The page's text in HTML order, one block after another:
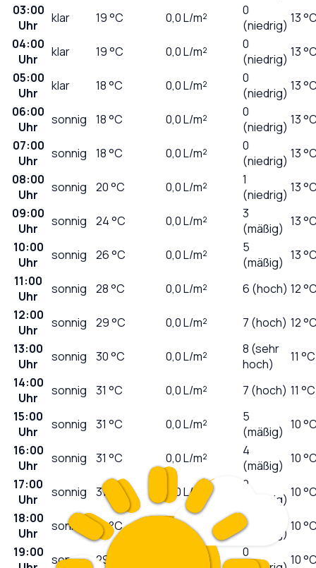
03:00
Uhr
klar 19°C 0,0L/m²
0
(niedrig) 13
04:00
Uhr
klar 19°C 0,0L/m²
0
(niedrig) 13
05:00
Uhr
klar 18°C 0,0L/m²
0
(niedrig) 13
06:00
Uhr
sonnig 18°C 0,0L/m²
0
(niedrig) 13
07:00
Uhr
sonnig 18°C 0,0L/m²
0
(niedrig) 13
08:00
Uhr
sonnig 20°C 0,0L/m²
1
(niedrig) 13
09:00
Uhr
sonnig 24°C 0,0L/m²
3
(mäßig) 13
10:00
Uhr
sonnig 26°C 0,0L/m²
5
(mäßig) 13
11:00
Uhr
sonnig 28°C 0,0L/m² 6 (hoch) 12
12:00
Uhr
sonnig 29°C 0,0L/m² 7 (hoch) 12
13:00
Uhr
sonnig 30°C 0,0L/m²
8 (sehr
hoch)
11 °C
14:00
Uhr
sonnig 31 °C 0,0L/m² 7 (hoch) 11 °C
15:00
Uhr
sonnig 31 °C 0,0L/m²
5
(mäßig) 10
16:00
Uhr
sonnig 31 °C 0,0L/m²
4
(mäßig) 10
17:00
Uhr
sonnig 31 °C 0,0L/m²
2
(niedrig) 10
18:00
Uhr
sonnig 31°C 0,0L/m²
1
(niedrig) 10
19:00 sonnig 29
0
10